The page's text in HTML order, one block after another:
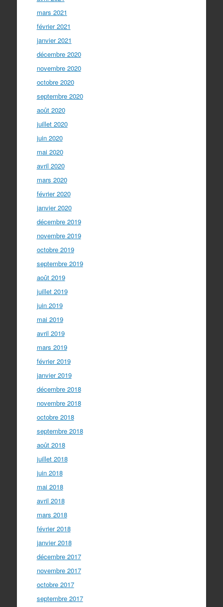
mars 2021
février 2021
janvier 2021
décembre 2020
novembre 2020
octobre 2020
septembre 2020
août 2020
juillet 2020
juin 2020
mai 2020
avril 2020
mars 2020
février 2020
janvier 2020
décembre 2019
novembre 2019
octobre 2019
septembre 2019
août 2019
juillet 2019
juin 2019
mai 2019
avril 2019
mars 2019
février 2019
janvier 2019
décembre 2018
novembre 2018
octobre 2018
septembre 2018
août 2018
juillet 2018
juin 2018
mai 2018
avril 2018
mars 2018
février 2018
janvier 2018
décembre 2017
novembre 2017
octobre 2017
septembre 2017